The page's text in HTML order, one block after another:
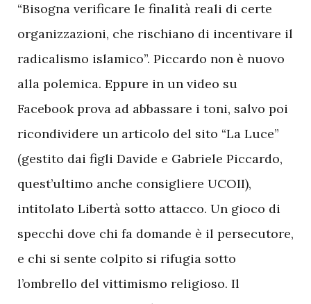
“Bisogna verificare le finalità reali di certe
organizzazioni, che rischiano di incentivare il
radicalismo islamico”. Piccardo non è nuovo
alla polemica. Eppure in un video su
Facebook prova ad abbassare i toni, salvo poi
ricondividere un articolo del sito “La Luce”
(gestito dai figli Davide e Gabriele Piccardo,
quest’ultimo anche consigliere UCOII),
intitolato Libertà sotto attacco. Un gioco di
specchi dove chi fa domande è il persecutore,
e chi si sente colpito si rifugia sotto
l’ombrello del vittimismo religioso. Il